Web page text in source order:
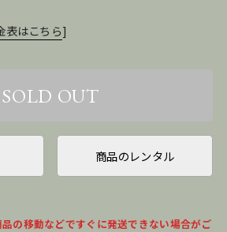
表はこちら]
商品のレンタル
の移動などですぐに発送できない場合がご